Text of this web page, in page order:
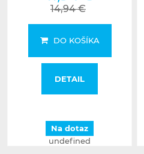
14,94 €
DO KOŠÍKA
DETAIL
Na dotaz
undefined